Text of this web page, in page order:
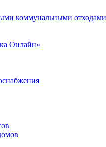
коммунальными отходами
Онлайн»